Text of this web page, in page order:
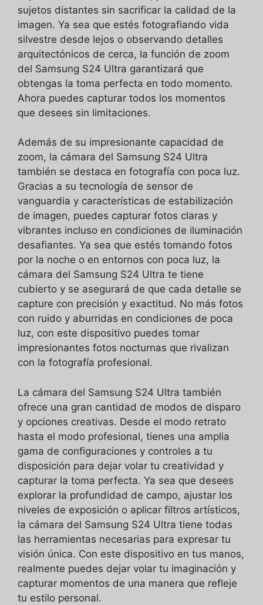
sujetos distantes sin sacrificar la calidad de la
imagen. Ya sea que estés fotografiando vida
silvestre desde lejos o observando detalles
arquitectónicos de cerca, la función de zoom
del Samsung S24 Ultra garantizará que
obtengas la toma perfecta en todo momento.
Ahora puedes capturar todos los momentos
que desees sin limitaciones.
Además de su impresionante capacidad de
zoom, la cámara del Samsung S24 Ultra
también se destaca en fotografía con poca luz.
Gracias a su tecnología de sensor de
vanguardia y características de estabilización
de imagen, puedes capturar fotos claras y
vibrantes incluso en condiciones de iluminación
desafiantes. Ya sea que estés tomando fotos
por la noche o en entornos con poca luz, la
cámara del Samsung S24 Ultra te tiene
cubierto y se asegurará de que cada detalle se
capture con precisión y exactitud. No más fotos
con ruido y aburridas en condiciones de poca
luz, con este dispositivo puedes tomar
impresionantes fotos nocturnas que rivalizan
con la fotografía profesional.
La cámara del Samsung S24 Ultra también
ofrece una gran cantidad de modos de disparo
y opciones creativas. Desde el modo retrato
hasta el modo profesional, tienes una amplia
gama de configuraciones y controles a tu
disposición para dejar volar tu creatividad y
capturar la toma perfecta. Ya sea que desees
explorar la profundidad de campo, ajustar los
niveles de exposición o aplicar filtros artísticos,
la cámara del Samsung S24 Ultra tiene todas
las herramientas necesarias para expresar tu
visión única. Con este dispositivo en tus manos,
realmente puedes dejar volar tu imaginación y
capturar momentos de una manera que refleje
tu estilo personal.